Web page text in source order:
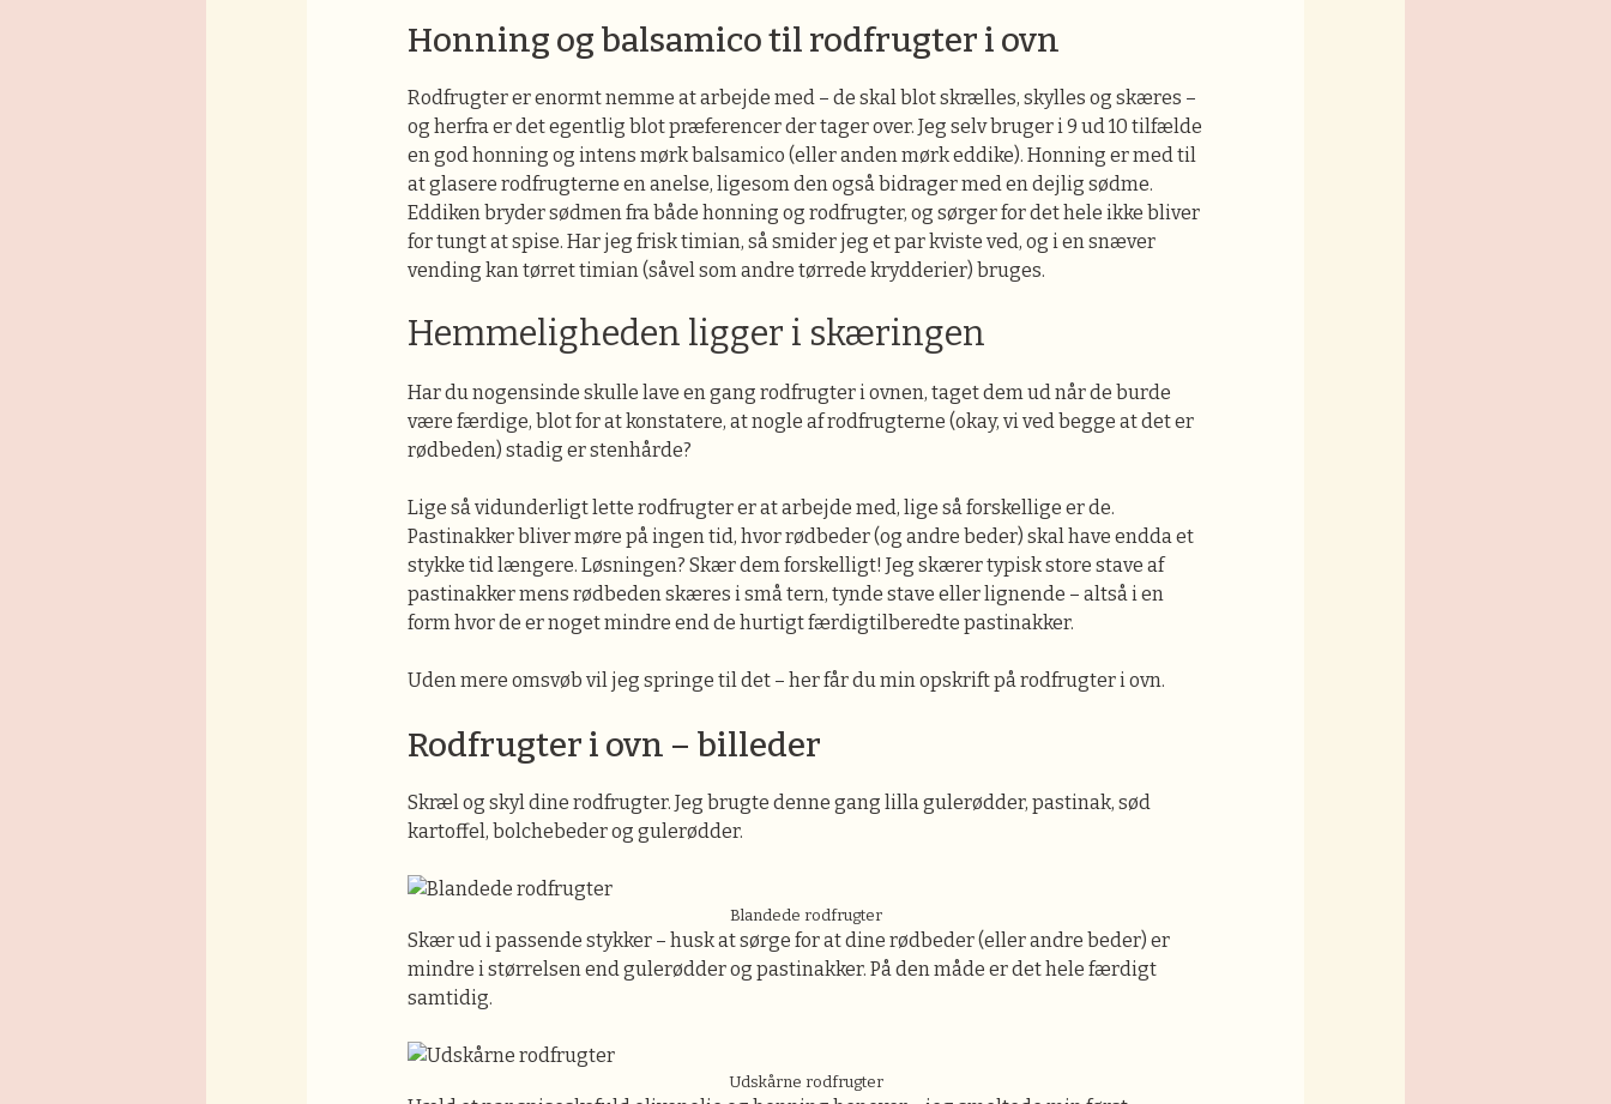
Honning og balsamico til rodfrugter i ovn
Rodfrugter er enormt nemme at arbejde med – de skal blot skrælles, skylles og skæres –
og herfra er det egentlig blot præferencer der tager over. Jeg selv bruger i 9 ud 10 tilfælde
en god honning og intens mørk balsamico (eller anden mørk eddike). Honning er med til
at glasere rodfrugterne en anelse, ligesom den også bidrager med en dejlig sødme.
Eddiken bryder sødmen fra både honning og rodfrugter, og sørger for det hele ikke bliver
for tungt at spise. Har jeg frisk timian, så smider jeg et par kviste ved, og i en snæver
vending kan tørret timian (såvel som andre tørrede krydderier) bruges.
Hemmeligheden ligger i skæringen
Har du nogensinde skulle lave en gang rodfrugter i ovnen, taget dem ud når de burde
være færdige, blot for at konstatere, at nogle af rodfrugterne (okay, vi ved begge at det er
rødbeden) stadig er stenhårde?
Lige så vidunderligt lette rodfrugter er at arbejde med, lige så forskellige er de.
Pastinakker bliver møre på ingen tid, hvor rødbeder (og andre beder) skal have endda et
stykke tid længere. Løsningen? Skær dem forskelligt! Jeg skærer typisk store stave af
pastinakker mens rødbeden skæres i små tern, tynde stave eller lignende – altså i en
form hvor de er noget mindre end de hurtigt færdigtilberedte pastinakker.
Uden mere omsvøb vil jeg springe til det – her får du min opskrift på rodfrugter i ovn.
Rodfrugter i ovn – billeder
Skræl og skyl dine rodfrugter. Jeg brugte denne gang lilla gulerødder, pastinak, sød
kartoffel, bolchebeder og gulerødder.
Blandede rodfrugter
Skær ud i passende stykker – husk at sørge for at dine rødbeder (eller andre beder) er
mindre i størrelsen end gulerødder og pastinakker. På den måde er det hele færdigt
samtidig.
Udskårne rodfrugter